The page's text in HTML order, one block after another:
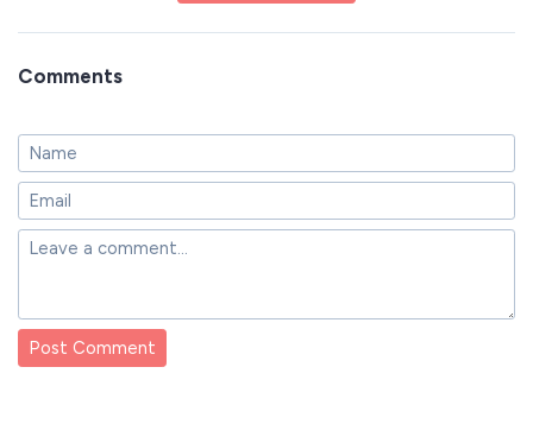
Comments
Post Comment